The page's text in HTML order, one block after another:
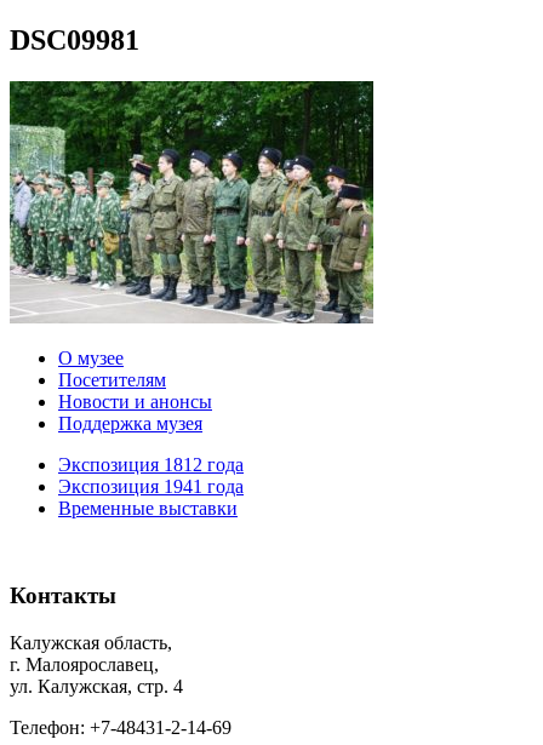
DSC09981
О музее
Посетителям
Новости и анонсы
Поддержка музея
Экспозиция 1812 года
Экспозиция 1941 года
Временные выставки
Контакты
Калужская область,
г. Малоярославец,
ул. Калужская, стр. 4
Телефон: +7-48431-2-14-69